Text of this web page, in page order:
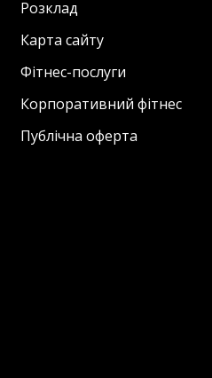
Розклад
Карта сайту
Фітнес-послуги
Корпоративний фітнес
Публічна оферта